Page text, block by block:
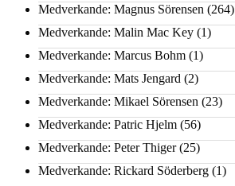
Medverkande: Magnus Sörensen (264)
Medverkande: Malin Mac Key (1)
Medverkande: Marcus Bohm (1)
Medverkande: Mats Jengard (2)
Medverkande: Mikael Sörensen (23)
Medverkande: Patric Hjelm (56)
Medverkande: Peter Thiger(25)
Medverkande: Rickard Söderberg (1)